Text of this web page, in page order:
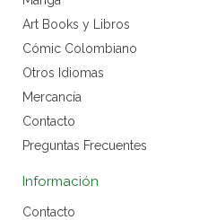
Art Books y Libros
Cómic Colombiano
Otros Idiomas
Mercancía
Contacto
Preguntas Frecuentes
Información
Contacto